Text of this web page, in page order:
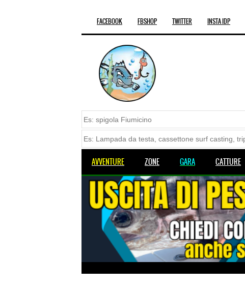
FACEBOOK FBSHOP TWITTER INSTA IDP
AVVENTURE ZONE GARA CATTURE